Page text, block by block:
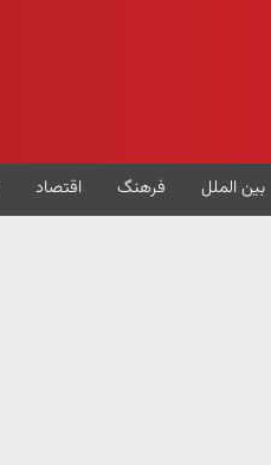
بین الملل فرهنگ اقتصاد